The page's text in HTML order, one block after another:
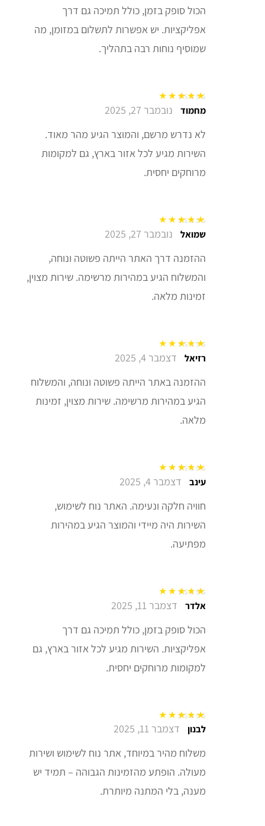
הכול סופק בזמן, כולל תמיכה גם דרך
אפליקציות. יש אפשרות לתשלום במזומן, מה
שמוסיף נוחות רבה בתהליך.
דורג5מתוך 5מחמוד נובמבר 27, 2025
לא נדרש מרשם, והמוצר הגיע מהר מאוד.
השירות מגיע לכל אזור בארץ, גם למקומות
מרוחקים יחסית.
דורג5מתוך 5שמואל נובמבר 27, 2025
ההזמנה דרך האתר הייתה פשוטה ונוחה,
והמשלוח הגיע במהירות מרשימה. שירות מצוין,
זמינות מלאה.
דורג5מתוך 5רזיאל דצמבר 4, 2025
ההזמנה באתר הייתה פשוטה ונוחה, והמשלוח
הגיע במהירות מרשימה. שירות מצוין, זמינות
מלאה.
דורג5מתוך 5 עינב דצמבר 4, 2025
חוויה חלקה ונעימה. האתר נוח לשימוש,
השירות היה מיידי והמוצר הגיע במהירות
מפתיעה.
דורג5מתוך 5אלדר דצמבר 11, 2025
הכול סופק בזמן, כולל תמיכה גם דרך
אפליקציות. השירות מגיע לכל אזור בארץ, גם
למקומות מרוחקים יחסית.
דורג5מתוך 5לבנון דצמבר 11, 2025
משלוח מהיר במיוחד, אתר נוח לשימוש ושירות
מעולה. הופתע מהזמינות הגבוהה – תמיד יש
מענה, בלי המתנה מיותרת.